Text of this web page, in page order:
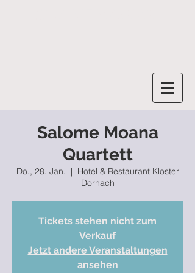
Salome Moana
Quartett
Do., 28. Jan.
  |
Hotel & Restaurant Kloster
Dornach
Tickets stehen nicht zum
Verkauf
Jetzt andere Veranstaltungen
ansehen